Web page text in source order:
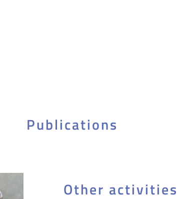
Publications
Other activities